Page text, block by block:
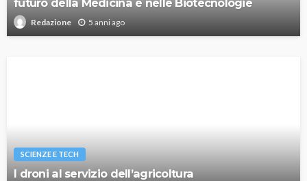
Redazione 5 anni ago
SCIENZE E TECH
I droni al servizio dell’agricoltura